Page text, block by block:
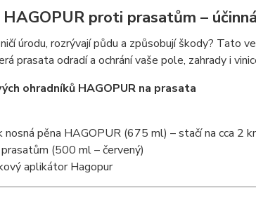
proti prasatům –
úrodu, rozrývají půdu a způsobují škody? Tato
prasata odradí a ochrání vaše pole, zahrady i
ohradníků HAGOPUR na prasata
nosná pěna HAGOPUR (675 ml) – stačí na cca 2
(500 ml – červený)
aplikátor Hagopur